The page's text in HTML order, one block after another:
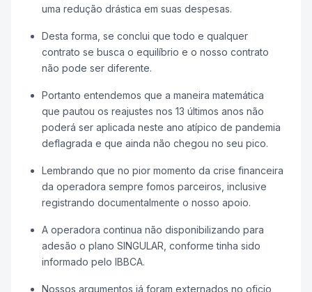
uma redução drástica em suas despesas.
Desta forma, se conclui que todo e qualquer
contrato se busca o equilíbrio e o nosso contrato
não pode ser diferente.
Portanto entendemos que a maneira matemática
que pautou os reajustes nos 13 últimos anos não
poderá ser aplicada neste ano atípico de pandemia
deflagrada e que ainda não chegou no seu pico.
Lembrando que no pior momento da crise financeira
da operadora sempre fomos parceiros, inclusive
registrando documentalmente o nosso apoio.
A operadora continua não disponibilizando para
adesão o plano SINGULAR, conforme tinha sido
informado pelo IBBCA.
Nossos argumentos já foram externados no oficio